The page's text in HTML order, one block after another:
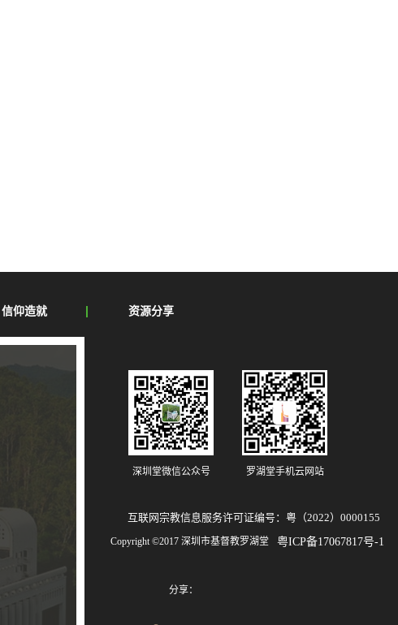
互联网宗教信息服务许可证编号：粤（2022）0000155
Copyright ©2017 深圳市基督教罗湖堂 粤ICP备17067817号-1
信仰造就 资源分享
深圳堂微信公众号 罗湖堂手机云网站
分享：